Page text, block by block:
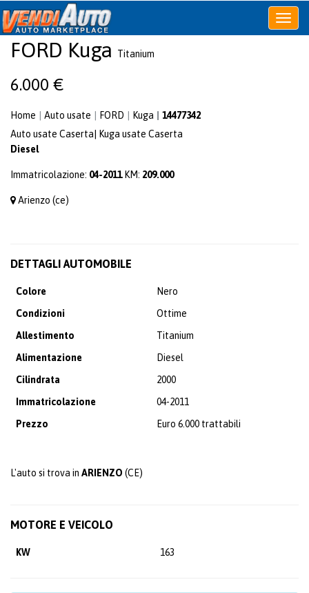
Apri
o
FORD Kuga Titanium
6.000 €
Home Auto usate FORD Kuga
14477342
Auto usate Caserta
Kuga usate Caserta
Diesel
Immatricolazione: 04-2011KM: 209.000
Arienzo (ce)
DETTAGLI AUTOMOBILE
Colore
Nero
Condizioni
Ottime
Allestimento
Titanium
Alimentazione
Diesel
Cilindrata
2000
Immatricolazione
04-2011
Prezzo
Euro 6.000 trattabili
L'auto si trova in ARIENZO (CE)
MOTORE E VEICOLO
KW 163